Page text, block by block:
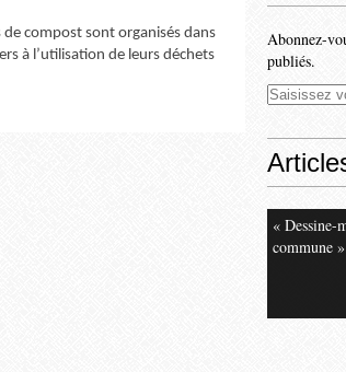
compost sont organisés dans
à l’utilisation de leurs déchets
Abonnez-
publiés.
« Dessine-
commune »